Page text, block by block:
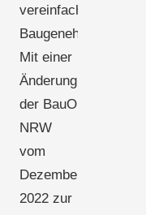
vereinfachte
Mit einer
Änderung
der BauO
NRW
vom
Dezember
2022 zur